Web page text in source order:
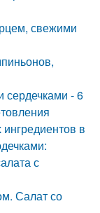
свежими
сердечками - 6
в
с
Салат со